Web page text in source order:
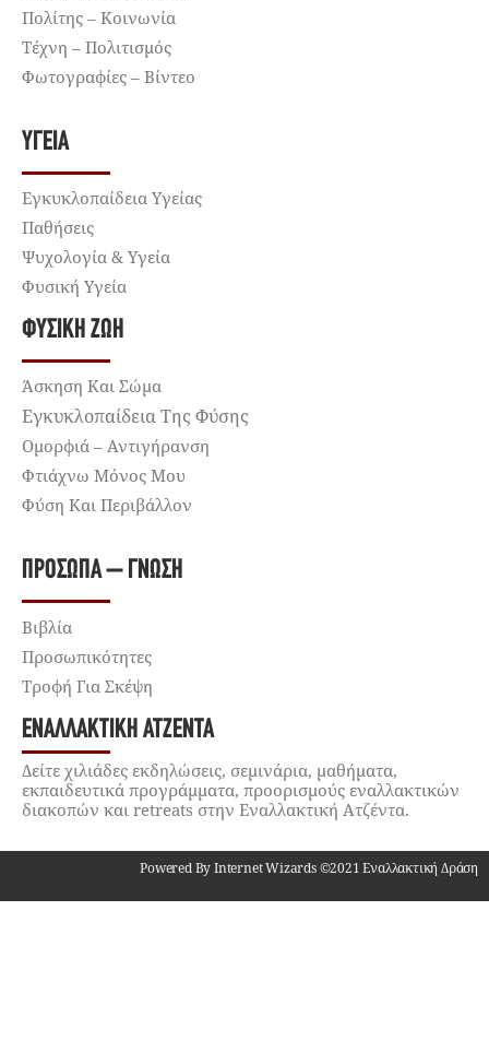
Πολίτης – Κοινωνία
Τέχνη – Πολιτισμός
Φωτογραφίες – Βίντεο
ΥΓΕΊΑ
Εγκυκλοπαίδεια Υγείας
Παθήσεις
Ψυχολογία & Υγεία
Φυσική Υγεία
ΦΥΣΙΚΉ ΖΩΉ
Άσκηση Και Σώμα
Εγκυκλοπαίδεια Της Φύσης
Ομορφιά – Αντιγήρανση
Φτιάχνω Μόνος Μου
Φύση Και Περιβάλλον
ΠΡΌΣΩΠΑ – ΓΝΏΣΗ
Βιβλία
Προσωπικότητες
Τροφή Για Σκέψη
ΕΝΑΛΛΑΚΤΙΚΉ ΑΤΖΈΝΤΑ
Δείτε χιλιάδες εκδηλώσεις, σεμινάρια, μαθήματα,
εκπαιδευτικά προγράμματα, προορισμούς εναλλακτικών
διακοπών και retreats στην Εναλλακτική Ατζέντα.
Powered By Internet Wizards ©2021 Εναλλακτική Δράση